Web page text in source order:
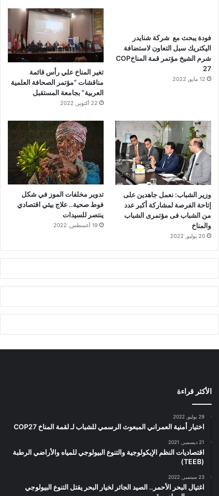
فودة يبحث مع شركة شنايدر
اليكتريك سبل التعاون لاستضافة
شرم الشيخ مؤتمر قمة المناخCOP
27
12 مايو, 2022
تغير المناخ علي رأس قائمة
مناقشات “مؤتمر الصحافة العلمية
العربية” بجامعة المستقبل
22 أكتوبر, 2022
وزير الشباب: نعمل جاهدين على
إتاحة الفرصة لمشاركة أكبر عدد
من الشباب فى مؤتمرى الشباب
والمناخ
20 يوليو, 2022
تدوير مخلفات الموز في شكل
فوط صحية.. علاج بيئي اقتصادي
ينتصر للسيدات
19 أغسطس, 2022
الأكثر قراءة
29 يوليو, 2022
اختيار أمنية العمراني المبعوث الرسمي للشباب لـ لقمة المناخ COP27
21 ديسمبر, 2021
اقتصاديات النظم الإيكولوجية والتنوع البيولوجي للمياه والأراضي الرطبة
(TEEB)
23 سبتمبر, 2022
اغتيال البحر الأحمر.. الصيد الجائر لخيار البحر يقتل التنوع البيولوجي